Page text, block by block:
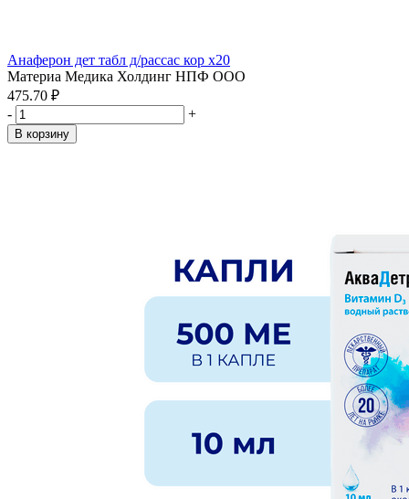
Анаферон дет табл д/рассас кор x20
Материа Медика Холдинг НПФ ООО
475.70 ₽
-
+
В корзину